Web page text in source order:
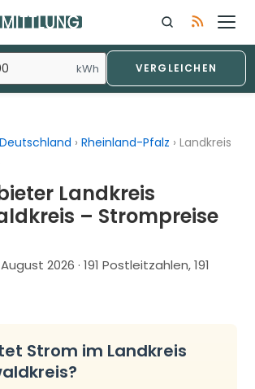
kWh VERGLEICHEN
›Rheinland-Pfalz ›Landkreis
Landkreis
– Strompreise
2026 · 191 Postleitzahlen, 191
Strom im Landkreis